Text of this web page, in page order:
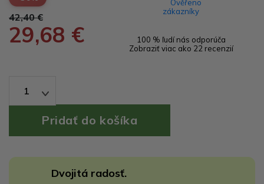
42,40 €
29,68 €
100 % ľudí nás odporúča
Zobraziť viac ako 22 recenzií
1
Dvojitá radosť.